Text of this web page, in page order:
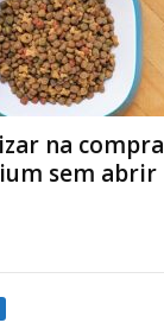
na compra
sem abrir